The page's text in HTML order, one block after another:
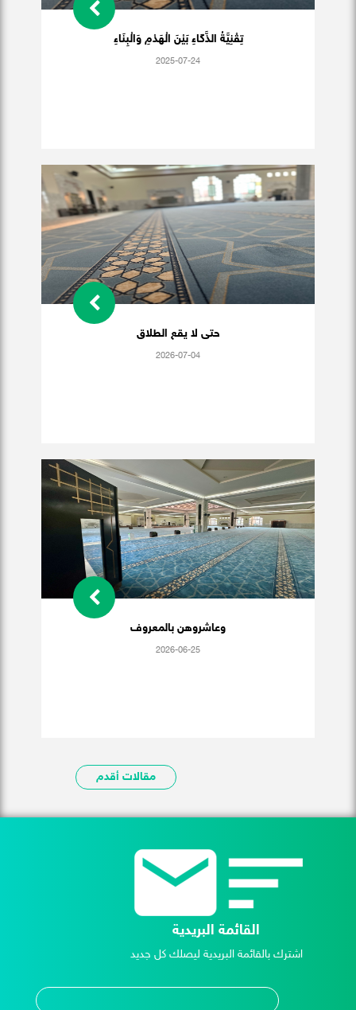
تِقْنِيَّةُ الذَّكَاءِ بَيْنَ الْهَدْمِ وَالْبِنَاءِ
2025-07-24
حتى لا يقع الطلاق
2026-07-04
وعاشروهن بالمعروف
2026-06-25
مقالات أقدم
القائمة البريدية
اشترك بالقائمة البريدية ليصلك كل جديد